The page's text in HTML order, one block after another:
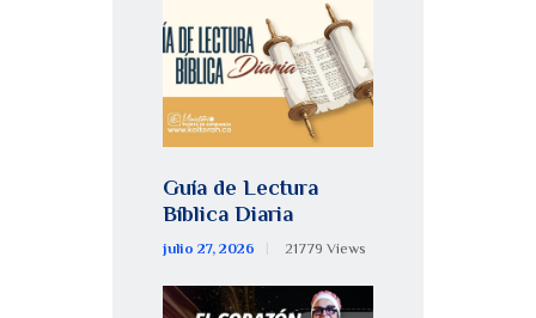
Guía de Lectura
Bíblica Diaria
julio 27, 2026 21779 Views